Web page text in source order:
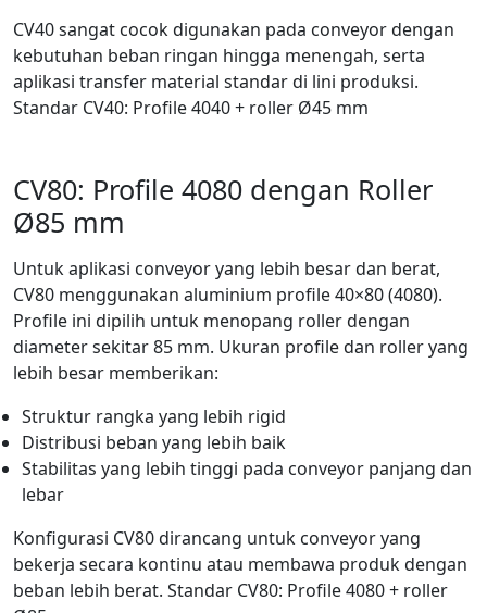
CV40 sangat cocok digunakan pada conveyor dengan
kebutuhan beban ringan hingga menengah, serta
aplikasi transfer material standar di lini produksi.
Standar CV40: Profile 4040 + roller Ø45 mm
CV80: Profile 4080 dengan Roller
Ø85 mm
Untuk aplikasi conveyor yang lebih besar dan berat,
CV80 menggunakan aluminium profile 40×80 (4080).
Profile ini dipilih untuk menopang roller dengan
diameter sekitar 85 mm. Ukuran profile dan roller yang
lebih besar memberikan:
Struktur rangka yang lebih rigid
Distribusi beban yang lebih baik
Stabilitas yang lebih tinggi pada conveyor panjang dan
lebar
Konfigurasi CV80 dirancang untuk conveyor yang
bekerja secara kontinu atau membawa produk dengan
beban lebih berat. Standar CV80: Profile 4080 + roller